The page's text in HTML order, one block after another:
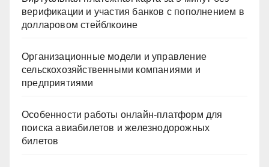
верификации и участия банков с пополнением в
долларовом стейблкоине
Организационные модели и управление
сельскохозяйственными компаниями и
предприятиями
Особенности работы онлайн-платформ для
поиска авиабилетов и железнодорожных
билетов